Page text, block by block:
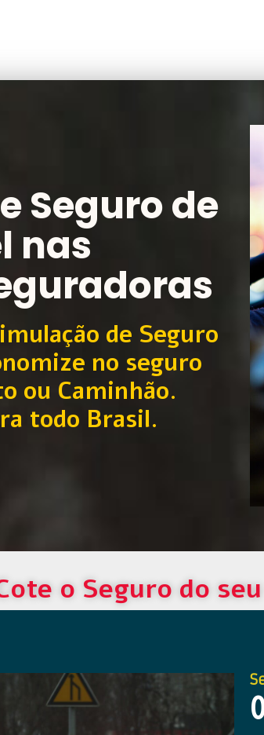
Seguro de
nas
de Seguro
no seguro
ou Caminhão.
todo Brasil.
o Seguro do